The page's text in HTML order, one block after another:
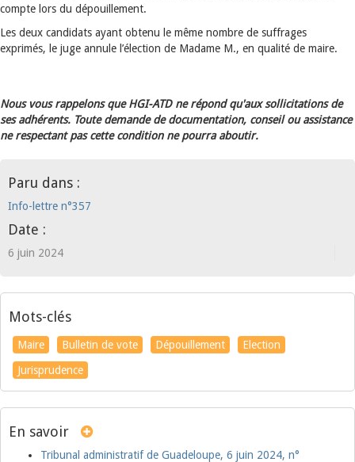
compte lors du dépouillement.
Les deux candidats ayant obtenu le même nombre de suffrages
exprimés, le juge annule l’élection de Madame M., en qualité de maire.
Nous vous rappelons que HGI-ATD ne répond qu'aux sollicitations de
ses adhérents. Toute demande de documentation, conseil ou assistance
ne respectant pas cette condition ne pourra aboutir.
Paru dans :
Info-lettre n°357
Date :
6 juin 2024
Mots-clés
Maire Bulletin de vote Dépouillement
Election
Jurisprudence
En savoir
Tribunal administratif de Guadeloupe, 6 juin 2024, n°